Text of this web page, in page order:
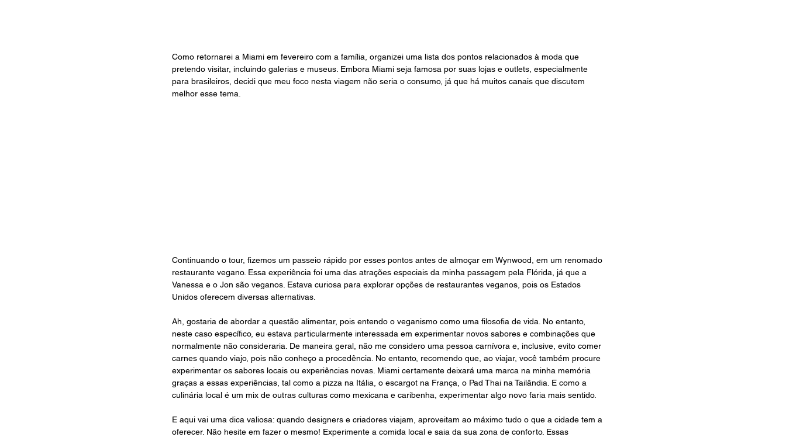
Como retornarei a Miami em fevereiro com a família, organizei uma lista dos pontos relacionados à moda que
pretendo visitar, incluindo galerias e museus. Embora Miami seja famosa por suas lojas e outlets, especialmente
para brasileiros, decidi que meu foco nesta viagem não seria o consumo, já que há muitos canais que discutem
melhor esse tema.
Continuando o tour, fizemos um passeio rápido por esses pontos antes de almoçar em Wynwood, em um renomado
restaurante vegano. Essa experiência foi uma das atrações especiais da minha passagem pela Flórida, já que a
Vanessa e o Jon são veganos. Estava curiosa para explorar opções de restaurantes veganos, pois os Estados
Unidos oferecem diversas alternativas.
Ah, gostaria de abordar a questão alimentar, pois entendo o veganismo como uma filosofia de vida. No entanto,
neste caso específico, eu estava particularmente interessada em experimentar novos sabores e combinações que
normalmente não consideraria. De maneira geral, não me considero uma pessoa carnívora e, inclusive, evito comer
carnes quando viajo, pois não conheço a procedência. No entanto, recomendo que, ao viajar, você também procure
experimentar os sabores locais ou experiências novas. Miami certamente deixará uma marca na minha memória
graças a essas experiências, tal como a pizza na Itália, o escargot na França, o Pad Thai na Tailândia. E como a
culinária local é um mix de outras culturas como mexicana e caribenha, experimentar algo novo faria mais sentido.
E aqui vai uma dica valiosa: quando designers e criadores viajam, aproveitam ao máximo tudo o que a cidade tem a
oferecer. Não hesite em fazer o mesmo! Experimente a comida local e saia da sua zona de conforto. Essas